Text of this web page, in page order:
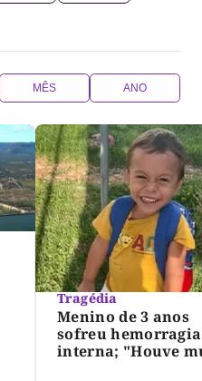
MÊS ANO
Tragédia
Menino de 3 anos
sofreu hemorragia
interna; "Houve